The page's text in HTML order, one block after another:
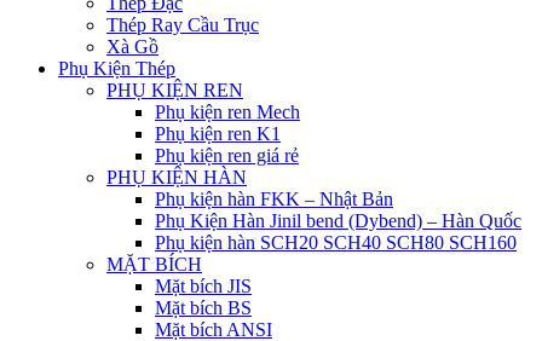
Thép Ray Cầu Trục
Xà Gồ
Phụ Kiện Thép
PHỤ KIỆN REN
Phụ kiện ren Mech
Phụ kiện ren K1
Phụ kiện ren giá rẻ
PHỤ KIỆN HÀN
Phụ kiện hàn FKK – Nhật Bản
Phụ Kiện Hàn Jinil bend (Dybend) – Hàn Quốc
Phụ kiện hàn SCH20 SCH40 SCH80 SCH160
MẶT BÍCH
Mặt bích JIS
Mặt bích BS
Mặt bích ANSI